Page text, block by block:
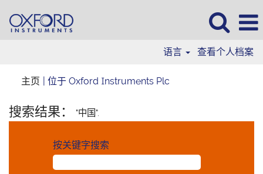
语言 查看个人档案
主页 位于 Oxford Instruments Plc
面）
搜索结果： "中国".
按关键字搜索